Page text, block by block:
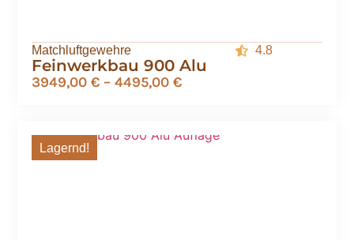
Feinwerkbau 900 Alu
Matchluftgewehre 4.8
3949,00 € – 4495,00 €
Lagernd!